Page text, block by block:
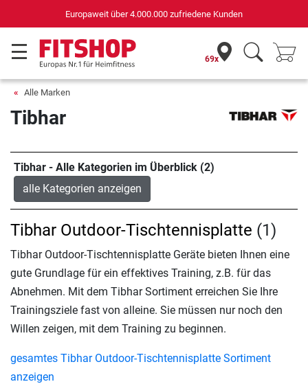
Europaweit über 4.000.000 zufriedene Kunden
69x
Alle Marken
Tibhar
Tibhar - Alle Kategorien im Überblick (2)
alle Kategorien anzeigen
Tibhar Outdoor-Tischtennisplatte (1)
Tibhar Outdoor-Tischtennisplatte Geräte bieten Ihnen eine
gute Grundlage für ein effektives Training, z.B. für das
Abnehmen. Mit dem Tibhar Sortiment erreichen Sie Ihre
Trainingsziele fast von alleine. Sie müssen nur noch den
Willen zeigen, mit dem Training zu beginnen.
gesamtes Tibhar Outdoor-Tischtennisplatte Sortiment
anzeigen